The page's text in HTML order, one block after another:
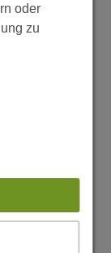
bis 18:00;
oder
zu